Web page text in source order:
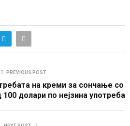
PREVIOUS POST
на креми за сончање со
долари по нејзина употреба